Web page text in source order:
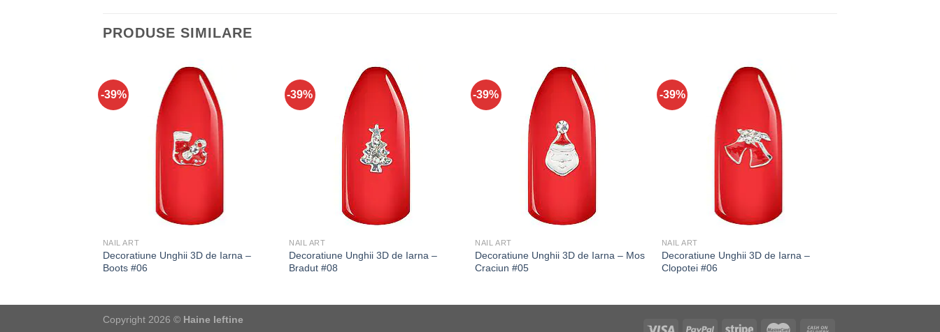
PRODUSE SIMILARE
-39%
NAIL ART
Decoratiune Unghii 3D de Iarna –
Boots #06
-39%
NAIL ART
Decoratiune Unghii 3D de Iarna –
Bradut #08
-39%
NAIL ART
Decoratiune Unghii 3D de Iarna – Mos
Craciun #05
-39%
NAIL ART
Decoratiune Unghii 3D de Iarna –
Clopotei #06
Copyright 2026 © Haine Ieftine